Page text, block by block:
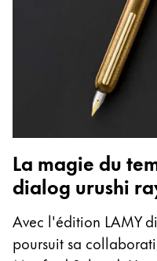
La magie du
dialog urushi
Avec l'édition LAMY
poursuit sa